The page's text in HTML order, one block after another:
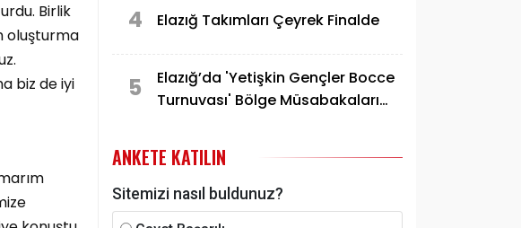
Birlik
oluşturma
biz de iyi
4 Elazığ Takımları Çeyrek Finalde
5
Elazığ’da 'Yetişkin Gençler Bocce
Turnuvası' Bölge Müsabakaları
ANKETE KATILIN
Sitemizi nasıl buldunuz?